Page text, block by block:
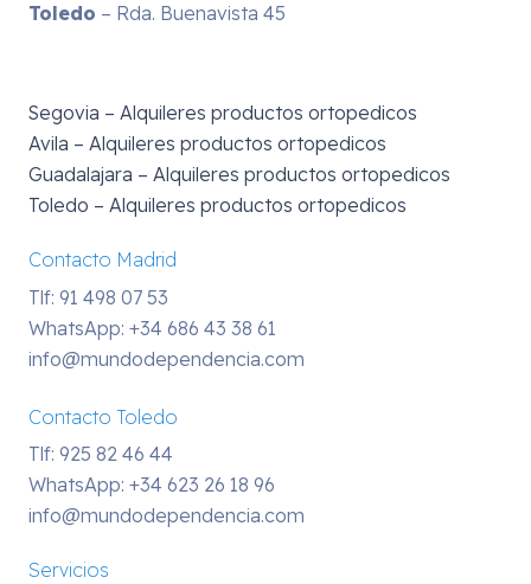
Toledo – Rda. Buenavista 45
Segovia – Alquileres productos ortopedicos
Avila – Alquileres productos ortopedicos
Guadalajara – Alquileres productos ortopedicos
Toledo – Alquileres productos ortopedicos
Contacto Madrid
Tlf: 91 498 07 53
WhatsApp: +34 686 43 38 61
info@mundodependencia.com
Contacto Toledo
Tlf: 925 82 46 44
WhatsApp: +34 623 26 18 96
info@mundodependencia.com
Servicios